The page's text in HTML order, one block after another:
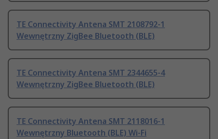
TE Connectivity Antena SMT 2108792-1
Wewnętrzny ZigBee Bluetooth (BLE)
TE Connectivity Antena SMT 2344655-4
Wewnętrzny ZigBee Bluetooth (BLE)
TE Connectivity Antena SMT 2118016-1
Wewnętrzny Bluetooth (BLE) Wi-Fi